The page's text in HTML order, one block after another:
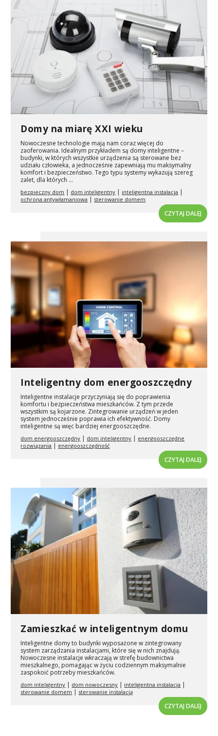
Domy na miarę XXI wieku
Nowoczesne technologie mają nam coraz więcej do
zaoferowania. Idealnym przykładem są domy inteligentne –
budynki, w których wszystkie urządzenia są sterowane bez
udziału człowieka, a jednocześnie zapewniają mu maksymalny
komfort i bezpieczeństwo. Tego typu systemy wykazują szereg
zalet, dla których ...
bezpieczny dom | dom inteligentny | inteligentna instalacja |
ochrona antywłamaniowa | sterowanie domem
CZYTAJ DALEJ
Inteligentny dom energooszczędny
Inteligentne instalacje przyczyniają się do poprawienia
komfortu i bezpieczeństwa mieszkańców. Z tym przede
wszystkim są kojarzone. Zintegrowanie urządzeń w jeden
system jednocześnie poprawia ich efektywność. Domy
inteligentne są więc bardziej energooszczędne.
dom energooszczędny | dom inteligentny | energooszczędne
rozwiązania | energooszczędność
CZYTAJ DALEJ
Zamieszkać w inteligentnym domu
Inteligentne domy to budynki wyposażone w zintegrowany
system zarządzania instalacjami, które się w nich znajdują.
Nowoczesne instalacje wkraczają w strefę budownictwa
mieszkalnego, pomagając w życiu codziennym maksymalnie
zaspokoić potrzeby mieszkańców.
dom inteligentny | dom nowoczesny | inteligentna instalacja |
sterowanie domem | sterowanie instalacją
CZYTAJ DALEJ